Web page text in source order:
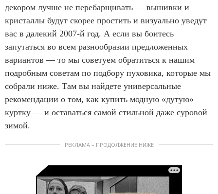
декором лучше не перебарщивать — вышивки и
кристаллы будут скорее простить и визуально уведут
вас в далекий 2007-й год. А если вы боитесь
запутаться во всем разнообразии предложенных
вариантов — то мы советуем обратиться к нашим
подробным советам по подбору пуховика, которые мы
собрали ниже. Там вы найдете универсальные
рекомендации о том, как купить модную «дутую»
куртку — и оставаться самой стильной даже суровой
зимой.
РЕКЛАМА – ПРОДОЛЖЕНИЕ НИЖЕ